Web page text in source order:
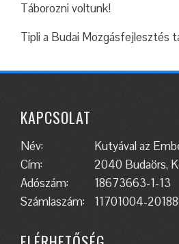
Táborozni voltunk!
Tipli a Budai Mozgásfejlesztés
KAPCSOLAT
Név:
Kutyával az
Cím:
2040 Budaörs,
Adószám:
18673663-1-13
Számlaszám:
11701004-